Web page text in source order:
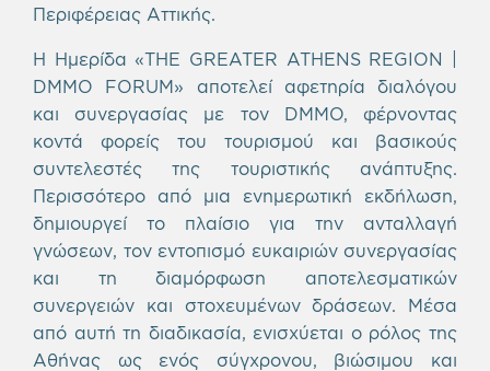
Περιφέρειας Αττικής.
Η Ημερίδα «THE GREATER ATHENS REGION |
DMMO FORUΜ» αποτελεί αφετηρία διαλόγου
και συνεργασίας με τον DMMO, φέρνοντας
κοντά φορείς του τουρισμού και βασικούς
συντελεστές της τουριστικής ανάπτυξης.
Περισσότερο από μια ενημερωτική εκδήλωση,
δημιουργεί το πλαίσιο για την ανταλλαγή
γνώσεων, τον εντοπισμό ευκαιριών συνεργασίας
και τη διαμόρφωση αποτελεσματικών
συνεργειών και στοχευμένων δράσεων. Μέσα
από αυτή τη διαδικασία, ενισχύεται ο ρόλος της
Αθήνας ως ενός σύγχρονου, βιώσιμου και